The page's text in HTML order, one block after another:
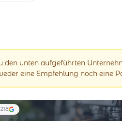
den unten aufgeführten
eine Empfehlung noch eine
218